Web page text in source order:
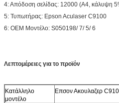
4: Απόδοση σελίδας: 12000 (A4, κάλυψη
5: Τυπωτήρας: Epson Aculaser C9100
6: OEM Μοντέλο: S050198/ 7/ 5/ 6
Λεπτομέρειες για το προϊόν
Κατάλληλο
μοντέλο
Επσον Ακουλαζερ